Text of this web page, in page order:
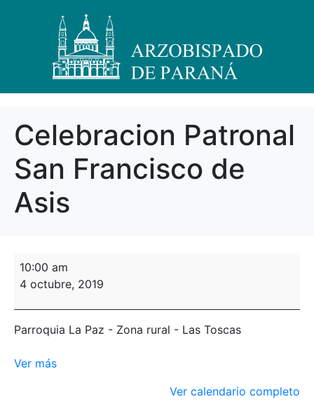
Celebracion Patronal
San Francisco de
Asis
10:00 am
4 octubre, 2019
Parroquia La Paz - Zona rural - Las Toscas
Ver más
Ver calendario completo